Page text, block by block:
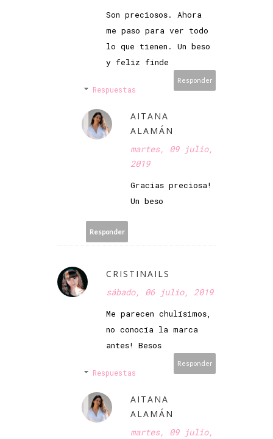
Son preciosos. Ahora
me paso para ver todo
lo que tienen. Un beso
y feliz finde
Responder
Respuestas
AITANA
ALAMÁN
martes, 09 julio,
2019
Gracias preciosa!
Un beso
Responder
CRISTINAILS
sábado, 06 julio, 2019
Me parecen chulísimos,
no conocía la marca
antes! Besos
Responder
Respuestas
AITANA
ALAMÁN
martes, 09 julio,